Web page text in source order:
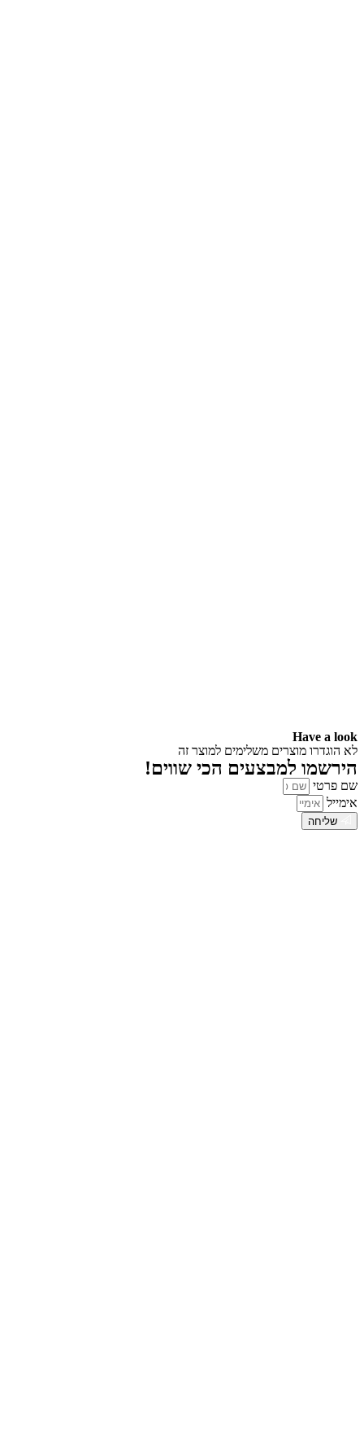
Have a look
לא הוגדרו מוצרים משלימים למוצר זה
הירשמו למבצעים הכי שווים!
שם פרטי
אימייל
שליחה